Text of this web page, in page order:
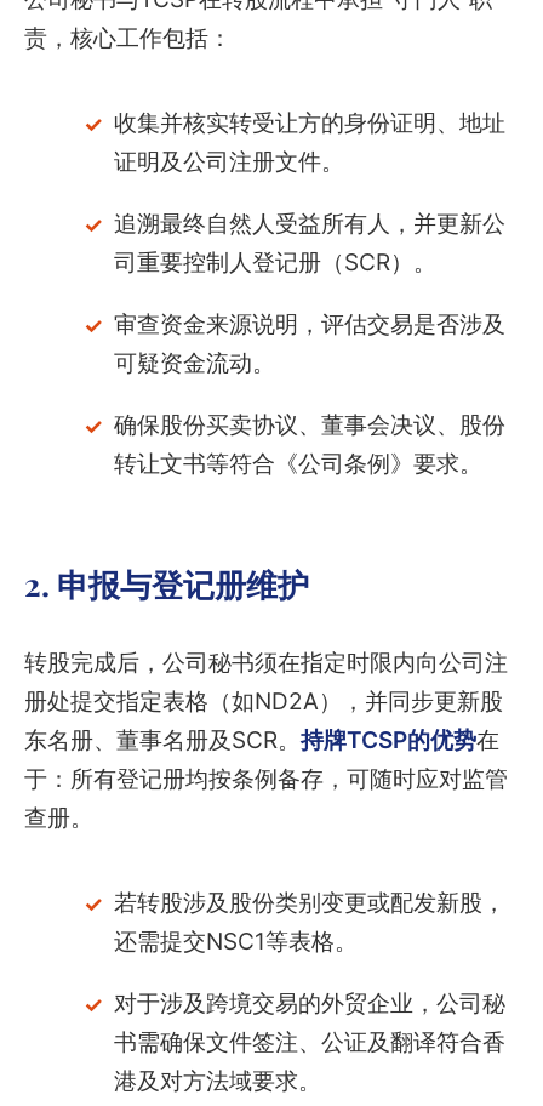
责，核心工作包括：
收集并核实转受让方的身份证明、地址
证明及公司注册文件。
追溯最终自然人受益所有人，并更新公
司重要控制人登记册（SCR）。
审查资金来源说明，评估交易是否涉及
可疑资金流动。
确保股份买卖协议、董事会决议、股份
转让文书等符合《公司条例》要求。
2. 申报与登记册维护
转股完成后，公司秘书须在指定时限内向公司注
册处提交指定表格（如ND2A），并同步更新股
东名册、董事名册及SCR。 持牌TCSP的优势在
于：所有登记册均按条例备存，可随时应对监管
查册。
若转股涉及股份类别变更或配发新股，
还需提交NSC1等表格。
对于涉及跨境交易的外贸企业，公司秘
书需确保文件签注、公证及翻译符合香
港及对方法域要求。